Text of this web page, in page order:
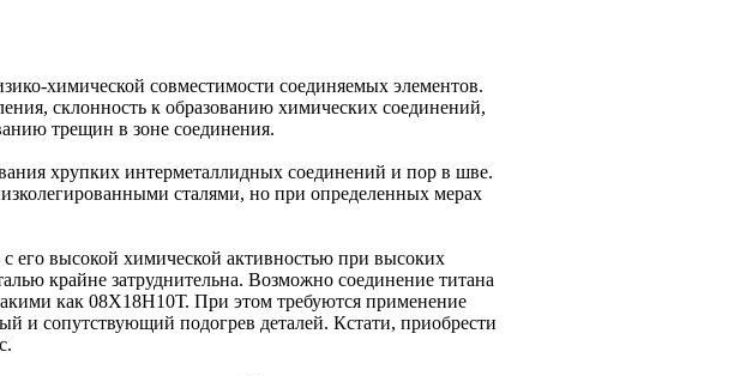
химической совместимости соединяемых элементов.
склонность к образованию химических соединений,
трещин в зоне соединения.
хрупких интерметаллидных соединений и пор в шве.
сталями, но при определенных мерах
его высокой химической активностью при высоких
крайне затруднительна. Возможно соединение титана
как 08Х18Н10Т. При этом требуются применение
и сопутствующий подогрев деталей. Кстати, приобрести